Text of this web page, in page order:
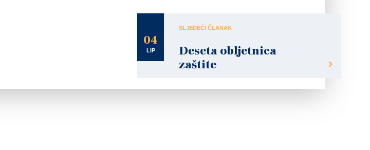
04
LIP
SLJEDEĆI ČLANAK
Deseta obljetnica
zaštite